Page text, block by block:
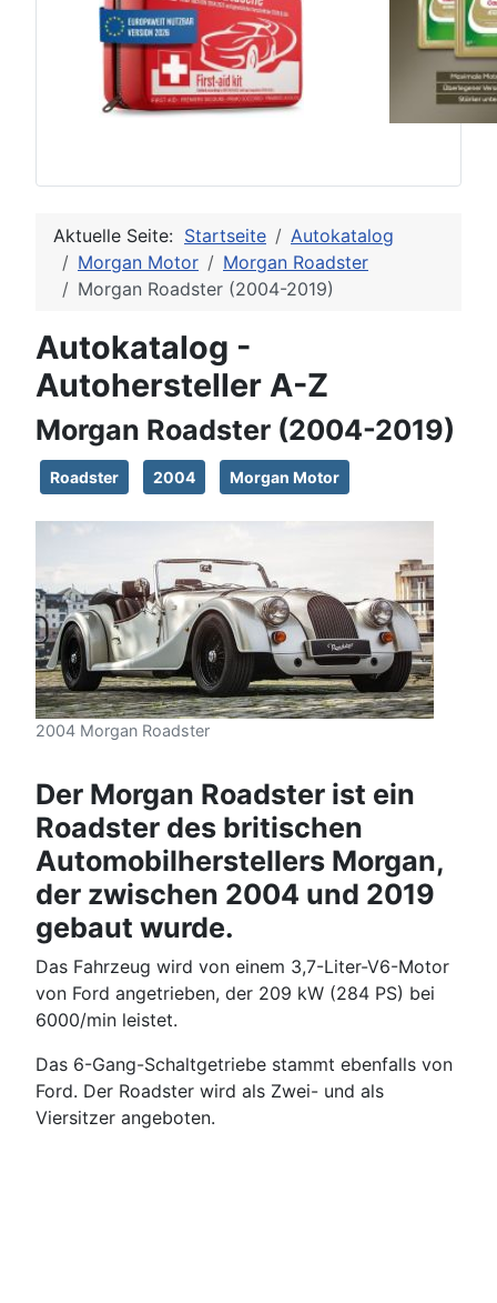
Aktuelle Seite: Startseite
Autokatalog
Morgan Motor
Morgan Roadster
Morgan Roadster (2004-2019)
Autokatalog -
Autohersteller A-Z
Morgan Roadster (2004-2019)
Roadster 2004 Morgan Motor
2004 Morgan Roadster
Der Morgan Roadster ist ein
Roadster des britischen
Automobilherstellers Morgan,
der zwischen 2004 und 2019
gebaut wurde.
Das Fahrzeug wird von einem 3,7-Liter-V6-Motor
von Ford angetrieben, der 209 kW (284 PS) bei
6000/min leistet.
Das 6-Gang-Schaltgetriebe stammt ebenfalls von
Ford. Der Roadster wird als Zwei- und als
Viersitzer angeboten.